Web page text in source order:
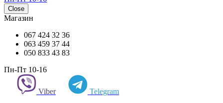
Close
Магазин
067 424 32 36
063 459 37 44
050 833 43 83
Пн-Пт 10-16
Viber Telegram